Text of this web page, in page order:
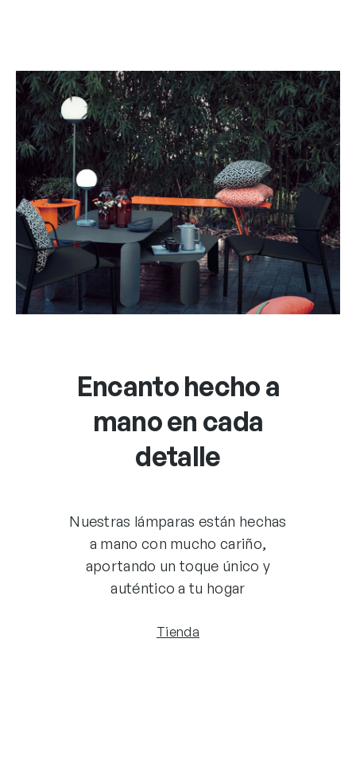
Encanto hecho a
mano en cada
detalle
Nuestras lámparas están hechas
a mano con mucho cariño,
aportando un toque único y
auténtico a tu hogar
Tienda